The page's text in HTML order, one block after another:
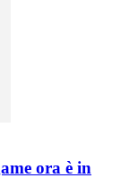
ora è in